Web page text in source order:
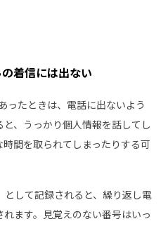
着信には出ない
ったときは、電話に出ないよう
、うっかり個人情報を話してし
間を取られてしまったりする可
して記録されると、繰り返し電
ます。見覚えのない番号はいっ